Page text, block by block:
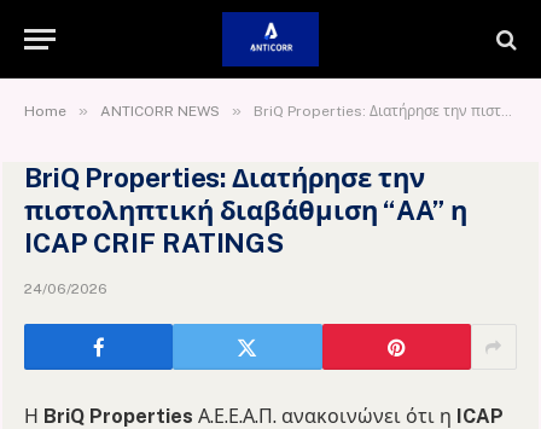
Home » ANTICORR NEWS » BriQ Properties: Διατήρησε την πιστοληπτική διαβάθμιση “AA” η ICAP CRIF RATINGS
BriQ Properties: Διατήρησε την
πιστοληπτική διαβάθμιση “AA” η
ICAP CRIF RATINGS
24/06/2026
Η BriQ Properties Α.Ε.Ε.Α.Π. ανακοινώνει ότι η ICAP